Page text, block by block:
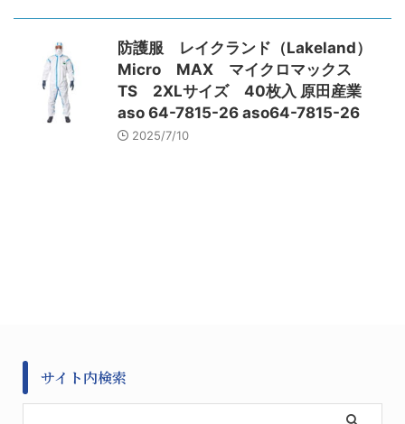
防護服 レイクランド（Lakeland）
Micro MAX マイクロマックス
TS 2XLサイズ 40枚入 原田産業
aso 64-7815-26 aso64-7815-26
2025/7/10
サイト内検索